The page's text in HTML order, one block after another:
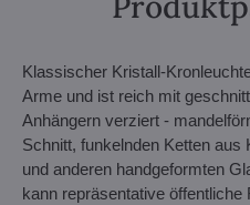
Klassischer Kristall-
Arme und ist reich mit
Anhängern verziert -
Schnitt, funkelnden Ketten
und anderen handgeformten
kann repräsentative